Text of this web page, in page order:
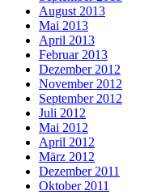
August 2013
Mai 2013
April 2013
Februar 2013
Dezember 2012
November 2012
September 2012
Juli 2012
Mai 2012
April 2012
März 2012
Dezember 2011
Oktober 2011